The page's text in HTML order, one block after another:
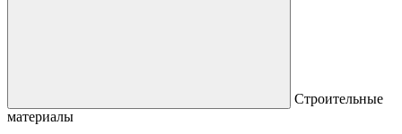
Строительные
материалы